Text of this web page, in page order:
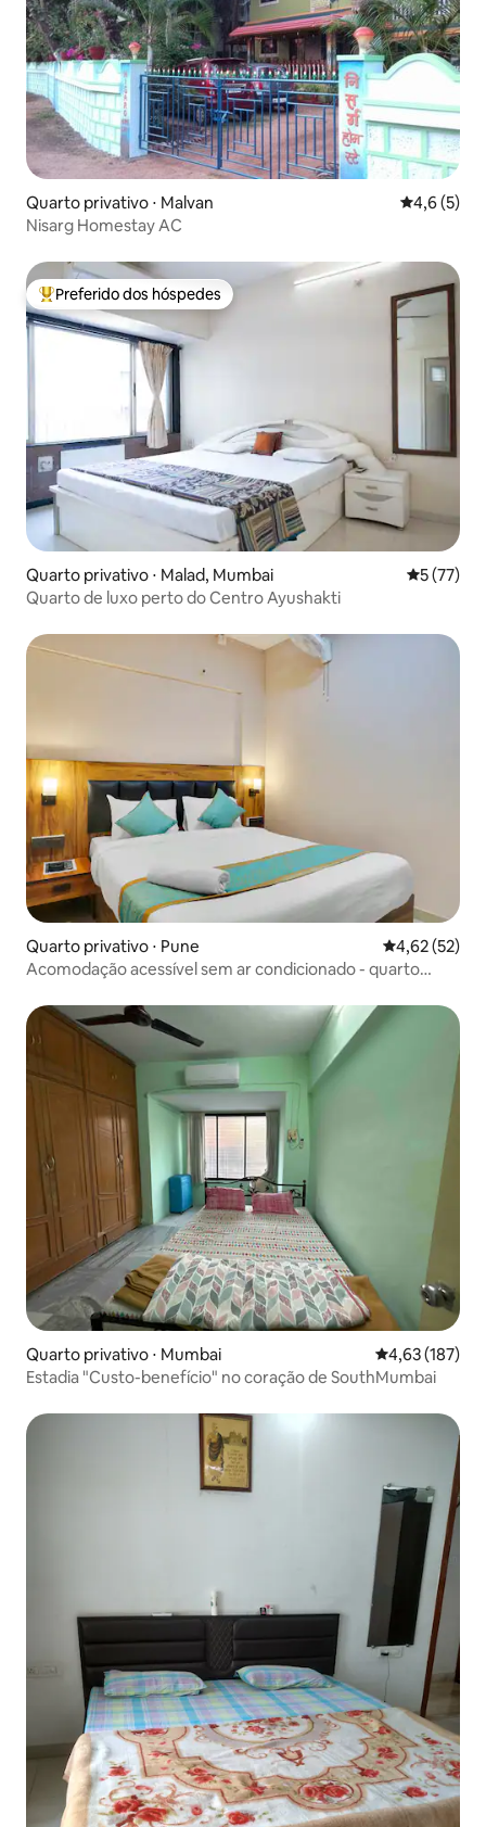
Quarto privativo ⋅ Malvan 4,6 de
4,6 (5)
Nisarg Homestay AC
Entre os melhores preferidos dos hóspedes
Preferido dos hóspedes
Quarto privativo ⋅ Malad, Mumbai 5 de uma
5 (77)
Quarto de luxo perto do Centro Ayushakti
Quarto privativo ⋅ Pune 4,62 de uma
4,62 (52)
Acomodação acessível sem ar condicionado - quarto
Quarto privativo ⋅ Mumbai 4,63 de uma
4,63 (187)
Estadia "Custo-benefício" no coração de SouthMumbai